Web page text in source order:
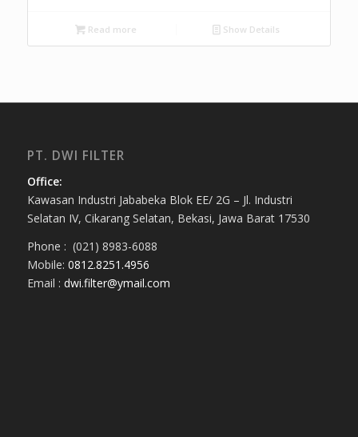
Read more Show Details
PT. DWI FILTER
Office:
Kawasan Industri Jababeka Blok EE/ 2G – Jl. Industri
Selatan IV, Cikarang Selatan, Bekasi, Jawa Barat 17530
Phone : (021) 8983-6088
Mobile: 0812.8251.4956
Email : dwi.filter@ymail.com